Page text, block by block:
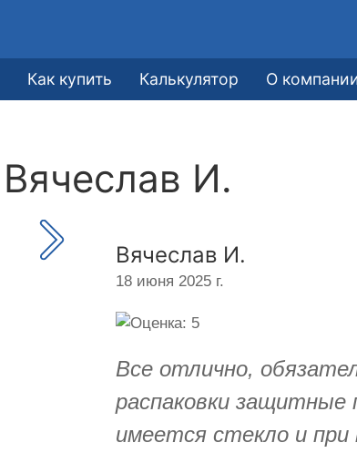
Как купить Калькулятор О
Вячеслав И.
Вячеслав И.
18 июня 2025 г.
Все отлично,
распаковки защитные
имеется стекло и при